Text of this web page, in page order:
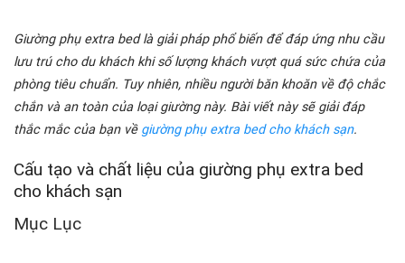
Giường phụ extra bed là giải pháp phổ biến để đáp ứng nhu cầu
lưu trú cho du khách khi số lượng khách vượt quá sức chứa của
phòng tiêu chuẩn. Tuy nhiên, nhiều người băn khoăn về độ chắc
chắn và an toàn của loại giường này. Bài viết này sẽ giải đáp
thắc mắc của bạn về giường phụ extra bed cho khách sạn.
Cấu tạo và chất liệu của giường phụ extra bed
cho khách sạn
Mục Lục